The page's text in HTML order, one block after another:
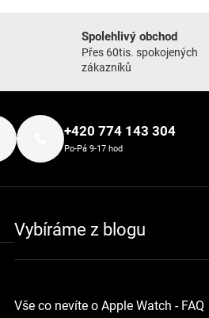
Spolehlivý obchod
Přes 60tis. spokojených
zákazníků
+420 774 143 304
Po-Pá 9-17 hod
Vybíráme z blogu
Vše co nevíte o Apple Watch - FAQ